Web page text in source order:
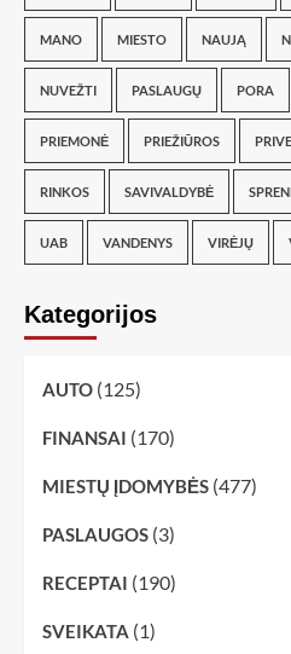
MANO MIESTO NAUJĄ
NUVEŽTI PASLAUGŲ PORA
PRIEMONĖ PRIEŽIŪROS
RINKOS SAVIVALDYBĖ
UAB VANDENYS VIRĖJŲ
Kategorijos
AUTO (125)
FINANSAI (170)
MIESTŲ ĮDOMYBĖS (477)
PASLAUGOS (3)
RECEPTAI (190)
SVEIKATA (1)